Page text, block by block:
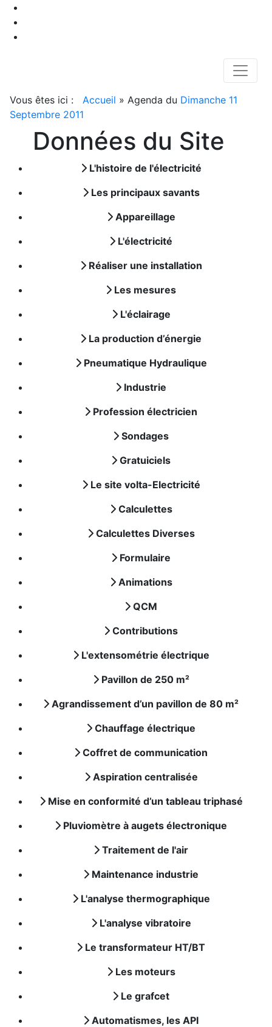
Vous êtes ici : Accueil » Agenda du Dimanche 11
Septembre 2011
Données du Site
L'histoire de l'électricité
Les principaux savants
Appareillage
L'électricité
Réaliser une installation
Les mesures
L'éclairage
La production d’énergie
Pneumatique Hydraulique
Industrie
Profession électricien
Sondages
Gratuiciels
Le site volta-Electricité
Calculettes
Calculettes Diverses
Formulaire
Animations
QCM
Contributions
L'extensométrie électrique
Pavillon de 250 m²
Agrandissement d’un pavillon de 80 m²
Chauffage électrique
Coffret de communication
Aspiration centralisée
Mise en conformité d’un tableau triphasé
Pluviomètre à augets électronique
Traitement de l'air
Maintenance industrie
L'analyse thermographique
L'analyse vibratoire
Le transformateur HT/BT
Les moteurs
Le grafcet
Automatismes, les API